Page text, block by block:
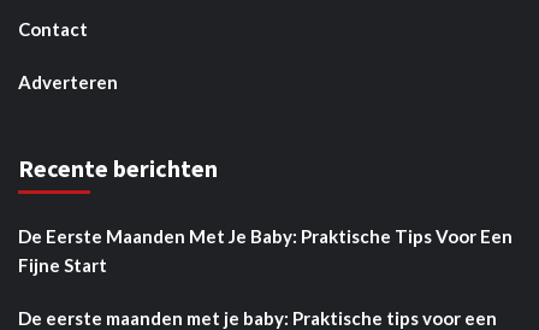
Contact
Adverteren
Recente berichten
De Eerste Maanden Met Je Baby: Praktische Tips Voor Een
Fijne Start
De eerste maanden met je baby: Praktische tips voor een